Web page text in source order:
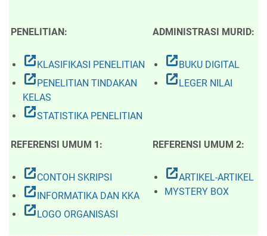
PENELITIAN: ADMINISTRASI MURID:
open_in_new KLASIFIKASI PENELITIAN
open_in_new PENELITIAN TINDAKAN
KELAS
open_in_newSTATISTIKA PENELITIAN
open_in_new BUKU DIGITAL
open_in_new LEGER NILAI
REFERENSI UMUM 1: REFERENSI UMUM 2:
open_in_newCONTOH SKRIPSI
open_in_new INFORMATIKA DAN KKA
open_in_new LOGO ORGANISASI
open_in_newARTIKEL-ARTIKEL
MYSTERY BOX